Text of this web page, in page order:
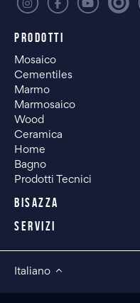
PRODOTTI
Mosaico
Cementiles
Marmo
Marmosaico
Wood
Ceramica
Home
Bagno
Prodotti Tecnici
BISAZZA
SERVIZI
Italiano